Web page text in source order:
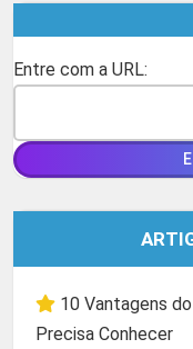
Entre com a URL:
10 Vantagens
Precisa Conhecer